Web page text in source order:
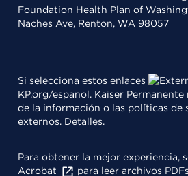
Foundation Health Plan of
Naches Ave, Renton, WA 98057
Si selecciona estos enlaces
KP.org/espanol. Kaiser
de la información o las políticas de
externos. Detalles.
Para obtener la mejor experiencia,
Acrobat
para leer archivos